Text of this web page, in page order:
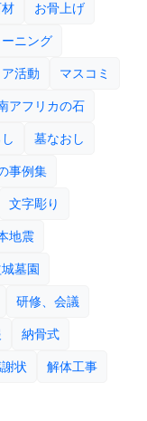
お骨上げ
ニング
活動 マスコミ
アフリカの石
墓なおし
事例集
文字彫り
地震
墓園
研修、会議
納骨式
状 解体工事